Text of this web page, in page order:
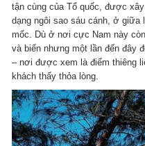
tận cùng của Tổ quốc, được
dạng ngôi sao sáu cánh, ở giữa
mốc. Dù ở nơi cực Nam này
và biển nhưng một lần đến đây
– nơi được xem là điểm thiêng
khách thấy thỏa lòng.